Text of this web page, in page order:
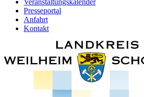
Presseportal
Anfahrt
Kontakt